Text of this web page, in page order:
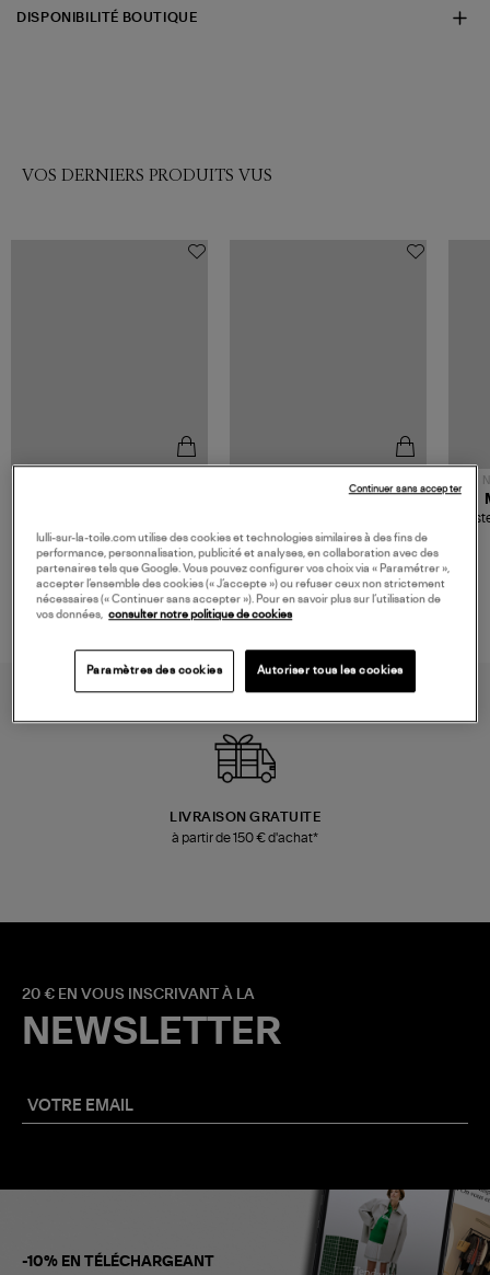
DISPONIBILITÉ BOUTIQUE
VOS DERNIERS PRODUITS VUS
480,00 €
Champagne
189,00 €
TORAL
Mousse
LIVRAISON GRATUITE
à partir de 150 € d'achat*
20 € EN VOUS INSCRIVANT À LA
NEWSLETTER
-10% EN TÉLÉCHARGEANT
lulli-sur-la-toile.com utilise des cookies et technologies similaires à des fins de
performance, personnalisation, publicité et analyses, en collaboration avec des
partenaires tels que Google. Vous pouvez configurer vos choix via « Paramétrer »,
accepter l’ensemble des cookies (« J’accepte ») ou refuser ceux non strictement
nécessaires (« Continuer sans accepter »). Pour en savoir plus sur l’utilisation de
vos données, consulter notre politique de cookies
Paramètres des cookies Autoriser tous les cookies
Continuer sans accepter